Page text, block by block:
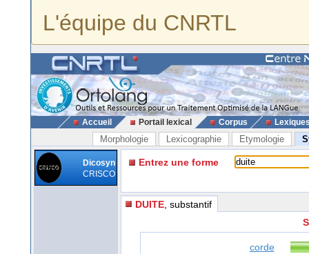
L'équipe du CNRTL
Accueil Portail lexical Corpus
Morphologie Lexicographie Etymologie
Dicosyn
CRISCO
Entrez une forme
DUITE , substantif
corde